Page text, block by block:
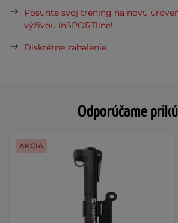
Odporúčame
AKCIA
Posuňte svoj tréning na novú
výživou inSPORTline!
Diskrétne zabalenie